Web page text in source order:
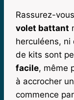
Rassurez-
volet battant
herculéens, ni
de kits sont
facile, même
à accrocher
commence